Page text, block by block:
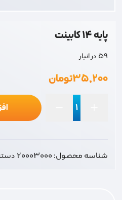
پایه 14 کابینت
59 در انبار
۳۵,۲۰۰تومان
عدد
شناسه محصول:20003000